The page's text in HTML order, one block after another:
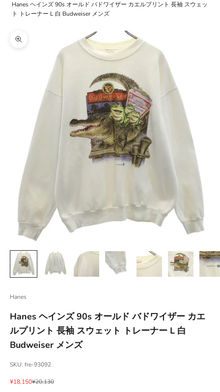
Hanes ヘインズ 90s オールド バドワイザー カエルプリント 長袖 スウェッ
ト トレーナー L 白 Budweiser メンズ
ズームイン
Hanes
Hanes ヘインズ 90s オールド バドワイザー カエ
ルプリント 長袖 スウェット トレーナー L 白
Budweiser メンズ
SKU: fre-93092
セール価格
¥18,150通常価格
¥20,130